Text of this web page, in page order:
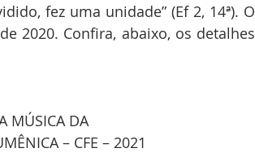
fez uma unidade” (Ef 2, 14ª). O
2020. Confira, abaixo, os detalhes
MÚSICA DA
– CFE – 2021